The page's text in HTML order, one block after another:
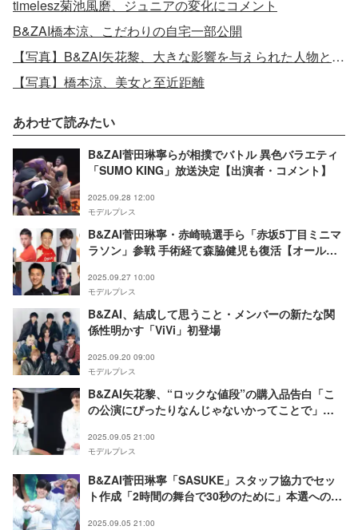
timelesz菊池風磨、ジュニアの変化にコメント
B&ZAI橋本涼、こだわりの自宅一部公開
【写真】B&ZAI矢花黎、大きな影響を与えられた人物と対談
【写真】橋本涼、美女と至近距離
あわせて読みたい
B&ZAI菅田琳寧らが相撲でバトル 異色バラエティ
「SUMO KING」放送決定【出演者・コメント】
2025.09.28 12:00
モデルプレス
B&ZAI菅田琳寧・赤崎暁選手ら「赤坂5丁目ミニマ
ラソン」参戦 手術経て森脇健児も復活【オールス
2025.09.27 10:00
モデルプレス
B&ZAI、結成して思うこと・メンバーの新たな関
係性明かす「ViVi」初登場
2025.09.20 09:00
モデルプレス
B&ZAI矢花黎、“ロックな値段”の購入品告白「こ
の公演にぴったりなんじゃないかってことで」
2025.09.05 21:00
モデルプレス
B&ZAI菅田琳寧「SASUKE」スタッフ協力でセッ
ト作成「2時間の舞台で30秒のために」本選への意
2025.09.05 21:00